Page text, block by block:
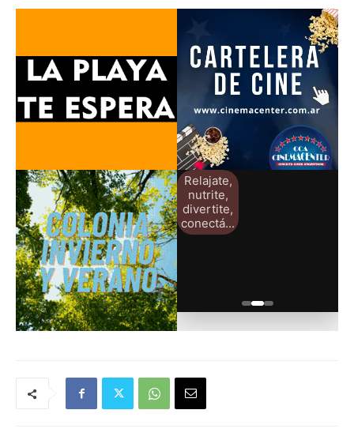
Relajate,
nutrite,
divertite,
conectá...